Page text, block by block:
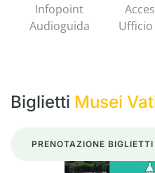
Infopoint
Audioguida
Biglietti Musei
PRENOTAZIONE BIGLIETTI